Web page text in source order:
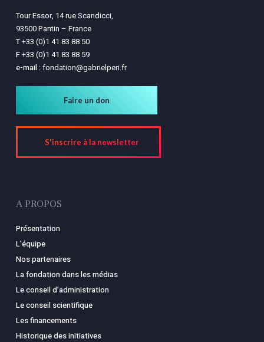
Tour Essor, 14 rue Scandicci,
93500 Pantin – France
T+33 (0)1 41 83 88 50
F+33 (0)1 41 83 88 59
e-mail : fondation@gabrielperi.fr
Faire un don
S'inscrire à la newsletter
A PROPOS
Présentation
L’équipe
Nos partenaires
La fondation dans les médias
Le conseil d’administration
Le conseil scientifique
Les financements
Historique des initiatives